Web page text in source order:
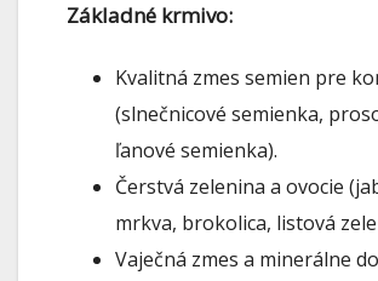
Základné krmivo:
Kvalitná zmes semien pre
(slnečnicové semienka,
ľanové semienka).
Čerstvá zelenina a ovocie
mrkva, brokolica, listová
Vaječná zmes a minerálne